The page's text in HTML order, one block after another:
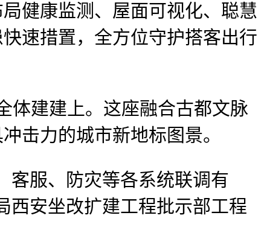
健康监测、屋面可视化、聪慧
速措置，全方位守护搭客出行
建建上。这座融合古都文脉
击力的城市新地标图景。
服、防灾等各系统联调有
西安坐改扩建工程批示部工程